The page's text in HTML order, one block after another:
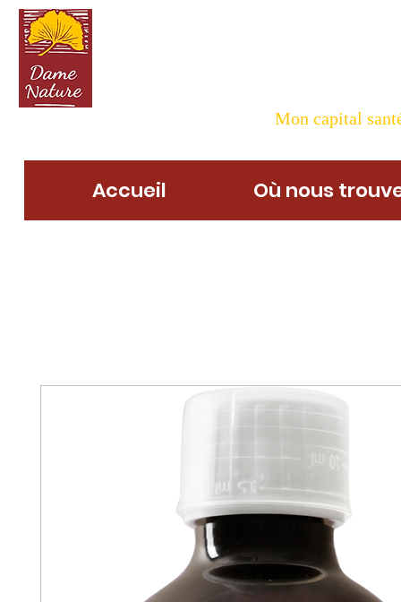
Mon capital
Accueil Où nous